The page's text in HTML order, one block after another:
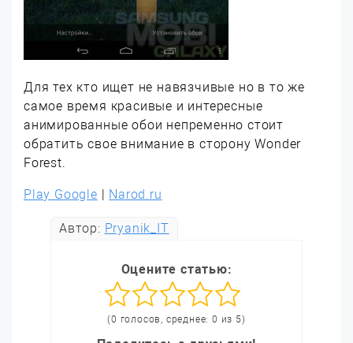
Для тех кто ищет не навязчивые но в то же
самое время красивые и интересные
анимированные обои непременно стоит
обратить свое внимание в сторону Wonder
Forest.
Play Google | Narod.ru
Автор: Pryanik_IT
Оцените статью:
(0 голосов, среднее: 0 из 5)